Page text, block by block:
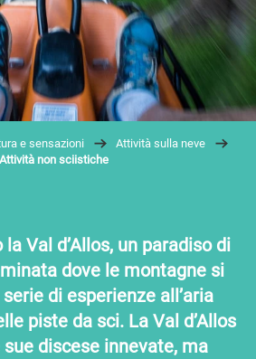
e sensazioni
Attività sulla neve
Attività non sciistiche
Val d’Allos, un paradiso di
dove le montagne si
di esperienze all’aria
piste da sci. La Val d’Allos
discese innevate, ma